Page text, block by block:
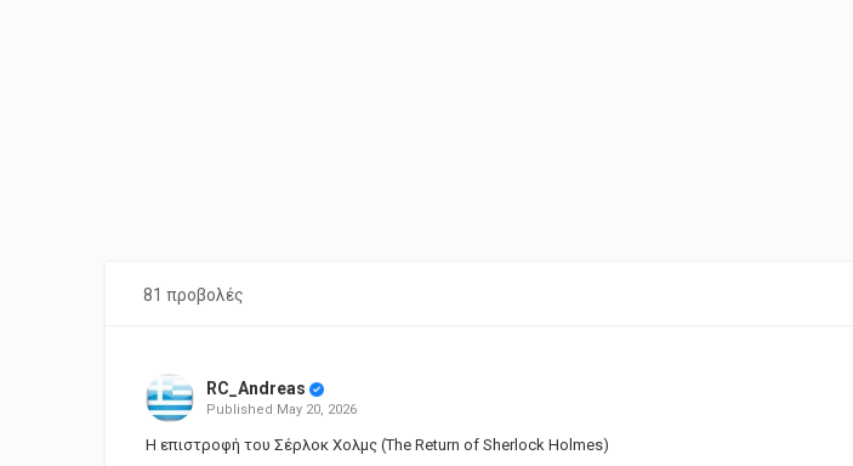
81 προβολές
RC_Andreas
Published May 20, 2026
Η επιστροφή του Σέρλοκ Χολμς (The Return of Sherlock Holmes)